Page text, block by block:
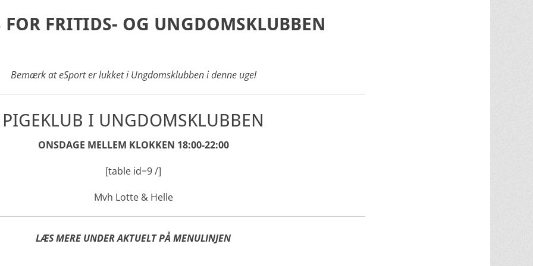
FOR FRITIDS- OG UNGDOMSKLUBBEN
Bemærk at eSport er lukket i Ungdomsklubben i denne uge!
PIGEKLUB I UNGDOMSKLUBBEN
ONSDAGE MELLEM KLOKKEN 18:00-22:00
[table id=9 /]
Mvh Lotte & Helle
LÆS MERE UNDER AKTUELT PÅ MENULINJEN